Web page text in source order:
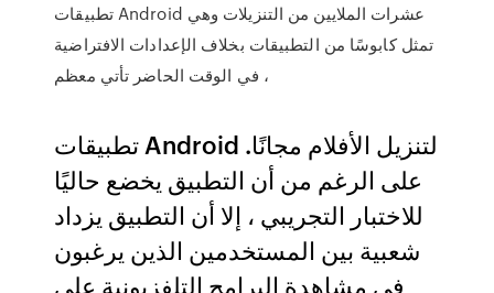
تطبيقات Android عشرات الملايين من التنزيلات وهي
تمثل كابوسًا من التطبيقات بخلاف الإعدادات الافتراضية
تطبيقات Android لتنزيل الأفلام مجانًا.
على الرغم من أن التطبيق يخضع حاليًا
للاختبار التجريبي ، إلا أن التطبيق يزداد
شعبية بين المستخدمين الذين يرغبون
في مشاهدة البرامج التلفزيونية على